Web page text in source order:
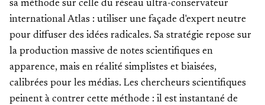
sa méthode sur celle du réseau ultra-conservateur
international Atlas : utiliser une façade d'expert neutre
pour diffuser des idées radicales. Sa stratégie repose sur
la production massive de notes scientifiques en
apparence, mais en réalité simplistes et biaisées,
calibrées pour les médias. Les chercheurs scientifiques
peinent à contrer cette méthode : il est instantané de